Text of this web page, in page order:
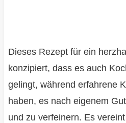
Dieses Rezept für ein
konzipiert, dass es auch
gelingt, während erfahrene
haben, es nach eigenem
und zu verfeinern. Es